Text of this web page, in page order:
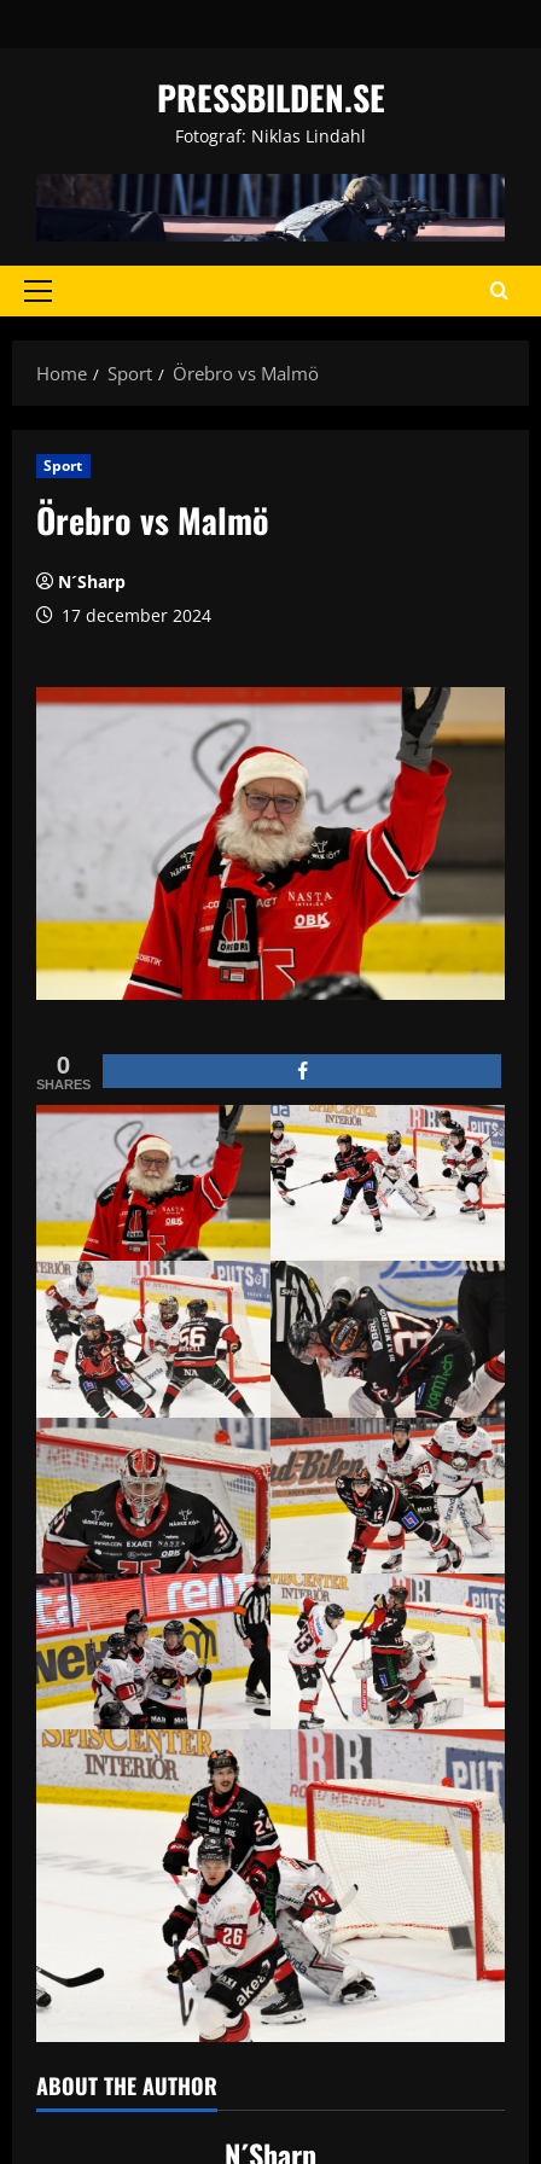
PRESSBILDEN.SE
Fotograf: Niklas Lindahl
Primary
Home
Sport Örebro vs Malmö
Sport
Örebro vs Malmö
N´Sharp
17 december 2024
0
SHARES
ABOUT THE AUTHOR
N´Sharp